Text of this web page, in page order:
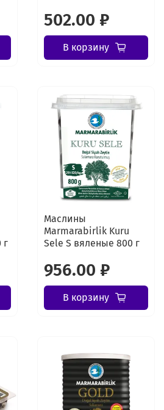
502.00 ₽
В корзину
г
Маслины
Marmarabirlik Kuru
Sele S вяленые 800 г
956.00 ₽
В корзину